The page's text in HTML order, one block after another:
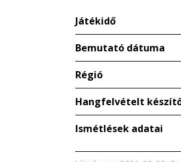
Játékidő
Bemutató dátuma
Régió
Hangfelvételt
Ismétlések adatai